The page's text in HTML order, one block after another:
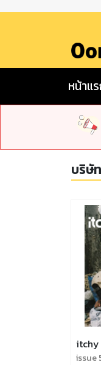
หน้าแ
บริษั
itchy
issue